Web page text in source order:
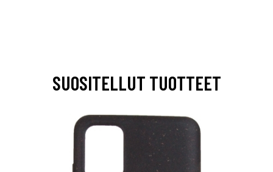
SUOSITELLUT TUOTTEET